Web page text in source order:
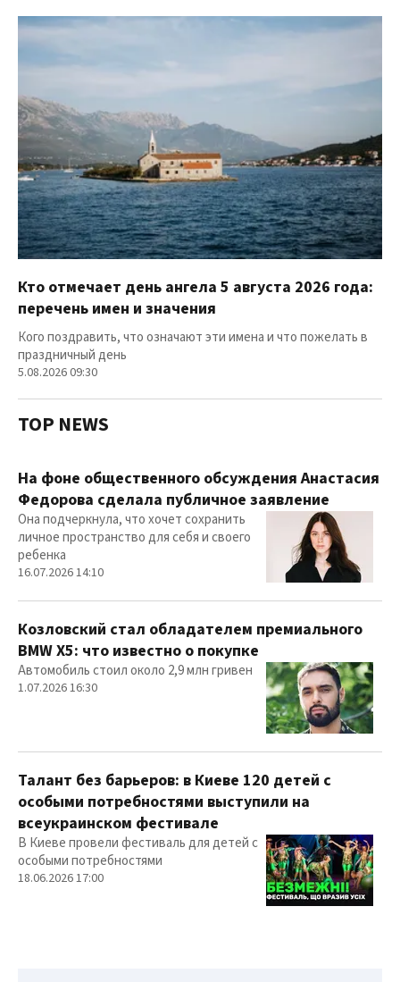
Кто отмечает день ангела 5 августа 2026 года:
перечень имен и значения
Кого поздравить, что означают эти имена и что пожелать в
праздничный день
5.08.2026 09:30
TOP NEWS
На фоне общественного обсуждения Анастасия
Федорова сделала публичное заявление
Она подчеркнула, что хочет сохранить
личное пространство для себя и своего
ребенка
16.07.2026 14:10
Козловский стал обладателем премиального
BMW X5: что известно о покупке
Автомобиль стоил около 2,9 млн гривен
1.07.2026 16:30
Талант без барьеров: в Киеве 120 детей с
особыми потребностями выступили на
всеукраинском фестивале
В Киеве провели фестиваль для детей с
особыми потребностями
18.06.2026 17:00